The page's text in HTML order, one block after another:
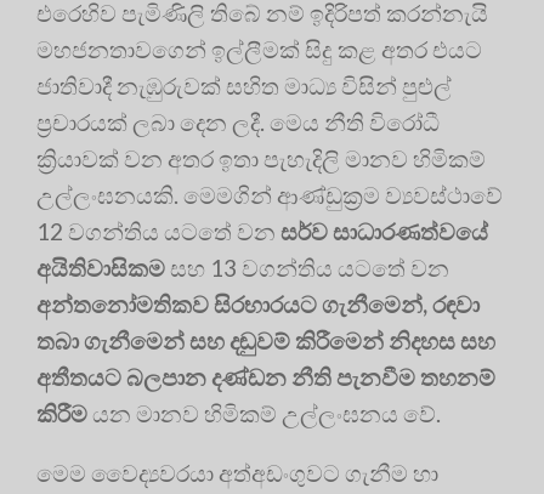
එරෙහිව පැමිණිලි තිබේ නම් ඉදිරිපත් කරන්නැයි
මහජනතාවගෙන් ඉල්ලීමක් සිදු කළ අතර එයට
ජාතිවාදී නැඹුරුවක් සහිත මාධ්‍ය විසින් පුළුල්
ප්‍රචාරයක් ලබා දෙන ලදී. මෙය නීති විරෝධී
ක්‍රියාවක් වන අතර ඉතා පැහැදිලි මානව හිමිකම්
උල්ලංඝනයකි. මෙමගින් ආණ්ඩුක්‍රම ව්‍යවස්ථාවේ
12 වගන්තිය යටතේ වන සර්ව සාධාරණත්වයේ
අයිතිවාසිකම සහ 13 වගන්තිය යටතේ වන
අන්තනෝමතිකව සිරභාරයට ගැනීමෙන්, රඳවා
තබා ගැනීමෙන් සහ දඬුවම් කිරීමෙන් නිදහස සහ
අතීතයට බලපාන දණ්ඩන නීති පැනවීම තහනම්
කිරීම යන මානව හිමිකම් උල්ලංඝනය වේ.
මෙම වෛද්‍යවරයා අත්අඩංගුවට ගැනීම හා